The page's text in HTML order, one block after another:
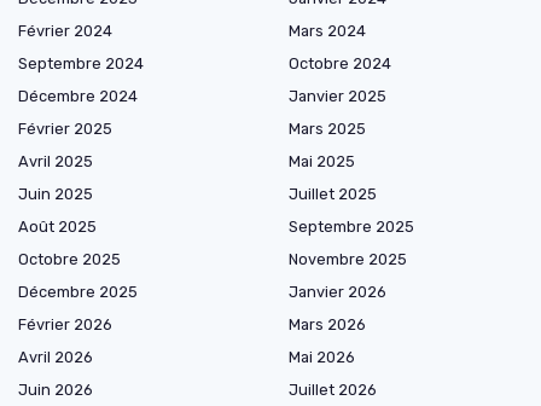
Février 2024
Mars 2024
Septembre 2024
Octobre 2024
Décembre 2024
Janvier 2025
Février 2025
Mars 2025
Avril 2025
Mai 2025
Juin 2025
Juillet 2025
Août 2025
Septembre 2025
Octobre 2025
Novembre 2025
Décembre 2025
Janvier 2026
Février 2026
Mars 2026
Avril 2026
Mai 2026
Juin 2026
Juillet 2026